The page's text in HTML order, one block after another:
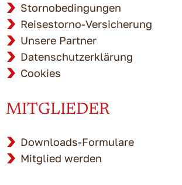
Stornobedingungen
Reisestorno-Versicherung
Unsere Partner
Datenschutzerklärung
Cookies
MITGLIEDER
Downloads-Formulare
Mitglied werden